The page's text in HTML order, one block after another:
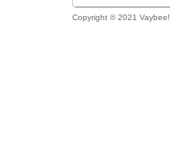
Copyright © 2021 Vaybee!